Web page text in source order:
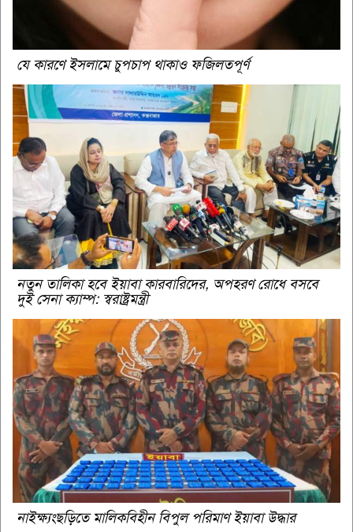
যে কারণে ইসলামে চুপচাপ থাকাও ফজিলতপূর্ণ
নতুন তালিকা হবে ইয়াবা কারবারিদের, অপহরণ রোধে বসবে
দুই সেনা ক্যাম্প: স্বরাষ্ট্রমন্ত্রী
নাইক্ষ্যংছড়িতে মালিকবিহীন বিপুল পরিমাণ ইয়াবা উদ্ধার